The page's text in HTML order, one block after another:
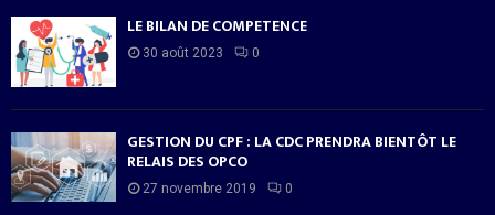
LE BILAN DE COMPETENCE
30 août 2023 0
GESTION DU CPF : LA CDC PRENDRA BIENTÔT LE
RELAIS DES OPCO
27 novembre 2019 0